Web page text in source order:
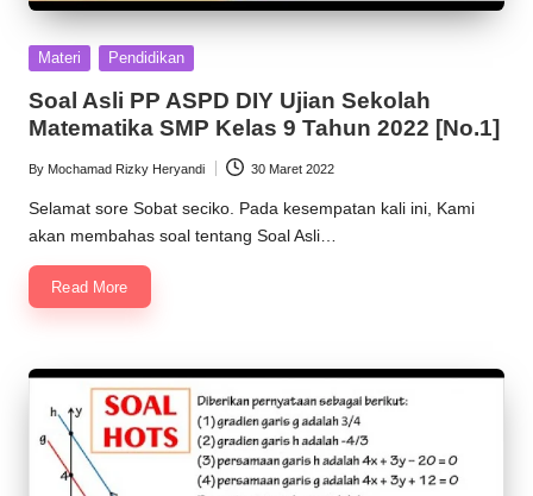
Posted
Materi Pendidikan
Soal Asli PP ASPD DIY Ujian Sekolah
Matematika SMP Kelas 9 Tahun 2022 [No.1]
Posted
by
By Mochamad Rizky Heryandi 30 Maret 2022
Selamat sore Sobat seciko. Pada kesempatan kali ini, Kami
akan membahas soal tentang Soal Asli…
Read More